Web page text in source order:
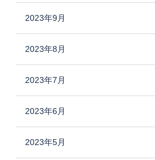
2023年9月
2023年8月
2023年7月
2023年6月
2023年5月